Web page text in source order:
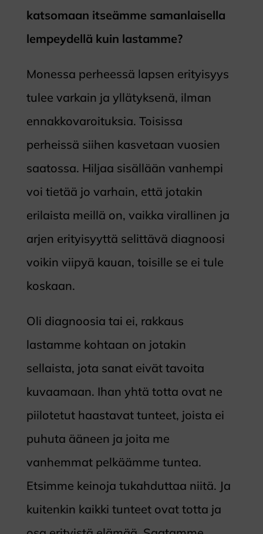
katsomaan itseämme samanlaisella
lempeydellä kuin lastamme?
Monessa perheessä lapsen erityisyys
tulee varkain ja yllätyksenä, ilman
ennakkovaroituksia. Toisissa
perheissä siihen kasvetaan vuosien
saatossa. Hiljaa sisällään vanhempi
voi tietää jo varhain, että jotakin
erilaista meillä on, vaikka virallinen ja
arjen erityisyyttä selittävä diagnoosi
voikin viipyä kauan, toisille se ei tule
koskaan.
Oli diagnoosia tai ei, rakkaus
lastamme kohtaan on jotakin
sellaista, jota sanat eivät tavoita
kuvaamaan. Ihan yhtä totta ovat ne
piilotetut haastavat tunteet, joista ei
puhuta ääneen ja joita me
vanhemmat pelkäämme tuntea.
Etsimme keinoja tukahduttaa niitä. Ja
kuitenkin kaikki tunteet ovat totta ja